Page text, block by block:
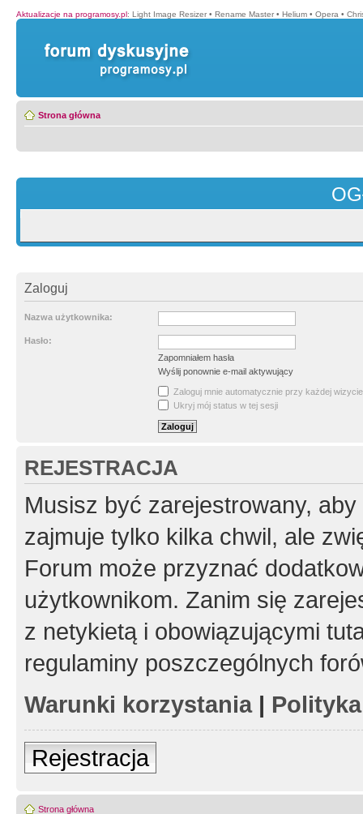
Aktualizacje na programosy.pl: Light Image Resizer • Rename Master • Helium • Opera •
Strona główna
Zaloguj
Nazwa użytkownika:
Hasło:
Zapomniałem hasła
Wyślij ponownie e-mail aktywujący
Zaloguj mnie automatycznie przy każdej wizycie
Ukryj mój status w tej sesji
REJESTRACJA
Musisz być zarejestrowany,
zajmuje tylko kilka chwil, ale
Forum może przyznać
użytkownikom. Zanim się
z netykietą i obowiązującymi
regulaminy poszczególnych
Warunki korzystania|
Rejestracja
Strona główna